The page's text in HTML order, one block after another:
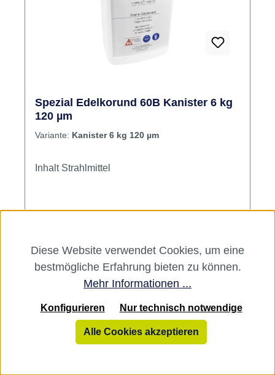
Spezial Edelkorund 60B Kanister 6 kg
120 µm
Variante: Kanister 6 kg 120 µm
Inhalt Strahlmittel
80,05 €*
80,05 €*
Diese Website verwendet Cookies, um eine
bestmögliche Erfahrung bieten zu können.
Mehr Informationen ...
Nur technisch notwendige
Konfigurieren
Alle Cookies akzeptieren